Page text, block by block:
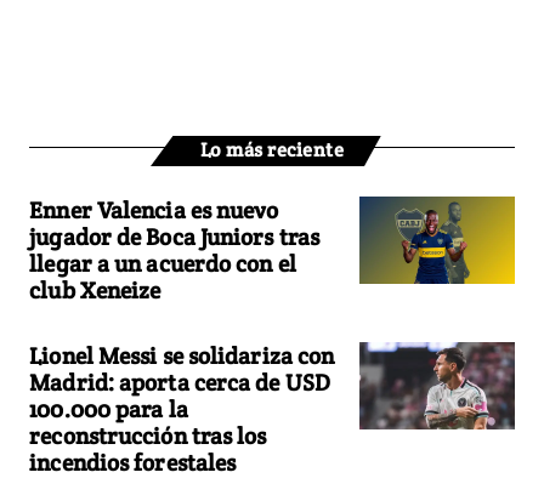
Lo más reciente
Enner Valencia es nuevo
jugador de Boca Juniors tras
llegar a un acuerdo con el
club Xeneize
Lionel Messi se solidariza con
Madrid: aporta cerca de USD
100.000 para la
reconstrucción tras los
incendios forestales